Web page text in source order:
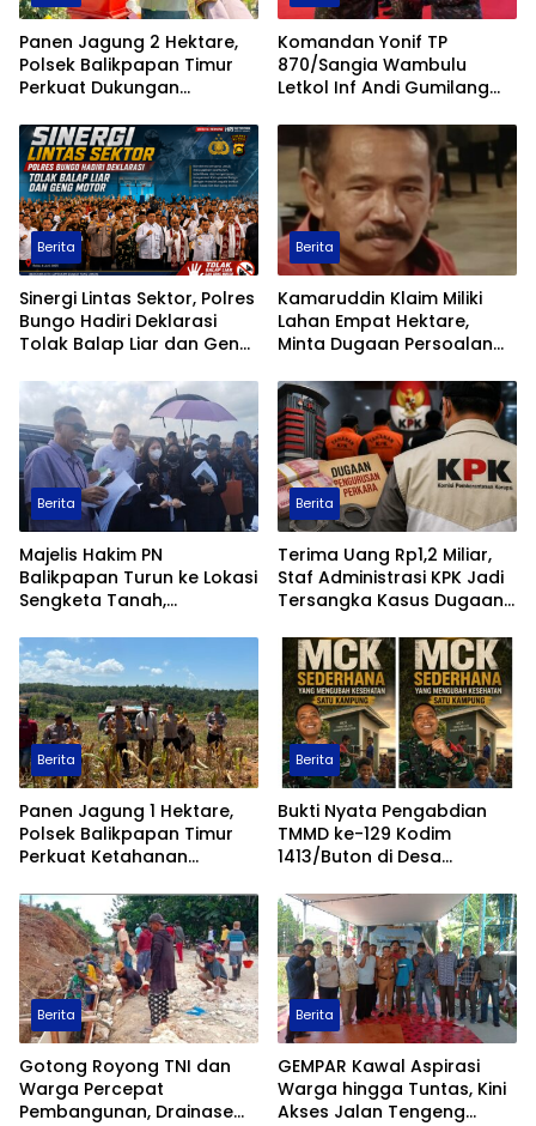
Panen Jagung 2 Hektare,
Polsek Balikpapan Timur
Perkuat Dukungan
Pangan Nasional
Komandan Yonif TP
870/Sangia Wambulu
Letkol Inf Andi Gumilang
Renang Militer Tahun 2026
Berita
Sinergi Lintas Sektor, Polres
Bungo Hadiri Deklarasi
Tolak Balap Liar dan Geng
Berita
Kamaruddin Klaim Miliki
Lahan Empat Hektare,
Minta Dugaan Persoalan
Transparan
Berita
Majelis Hakim PN
Balikpapan Turun ke Lokasi
Sengketa Tanah,
Perkuat Pencarian Fakta
Hukum
Berita
Terima Uang Rp1,2 Miliar,
Staf Administrasi KPK Jadi
Tersangka Kasus Dugaan
Berita
Panen Jagung 1 Hektare,
Polsek Balikpapan Timur
Perkuat Ketahanan
Program Asta Cita
Berita
Bukti Nyata Pengabdian
TMMD ke-129 Kodim
1413/Buton di Desa
Sederhana Ubah
Kesehatan Satu Kampung
Berita
Gotong Royong TNI dan
Warga Percepat
Pembangunan, Drainase
Berita
GEMPAR Kawal Aspirasi
Warga hingga Tuntas, Kini
Akses Jalan Tengeng